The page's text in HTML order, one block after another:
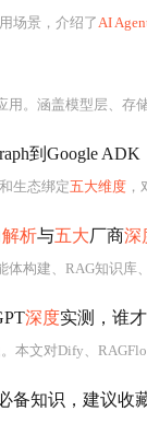
场景，介绍了AI
用。涵盖模型层、存
到Google ADK
生态绑定五大维度
解析与五大厂商深
建、RAG知识库、工具调
深度实测，谁
本文对Dify、
备知识，建议收